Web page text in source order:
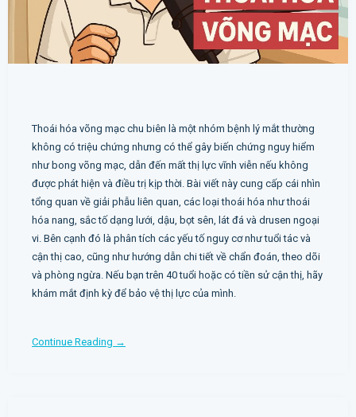
Thoái hóa võng mạc chu biên là một nhóm bệnh lý mắt thường
không có triệu chứng nhưng có thể gây biến chứng nguy hiểm
như bong võng mạc, dẫn đến mất thị lực vĩnh viễn nếu không
được phát hiện và điều trị kịp thời. Bài viết này cung cấp cái nhìn
tổng quan về giải phẫu liên quan, các loại thoái hóa như thoái
hóa nang, sắc tố dạng lưới, dậu, bọt sên, lát đá và drusen ngoại
vi. Bên cạnh đó là phân tích các yếu tố nguy cơ như tuổi tác và
cận thị cao, cũng như hướng dẫn chi tiết về chẩn đoán, theo dõi
và phòng ngừa. Nếu bạn trên 40 tuổi hoặc có tiền sử cận thị, hãy
khám mắt định kỳ để bảo vệ thị lực của mình.
Continue Reading →